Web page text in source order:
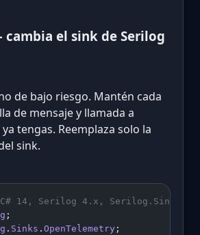
cambia el sink de Serilog
de bajo riesgo. Mantén cada
de mensaje y llamada a
tengas. Reemplaza solo la
sink.
14, Serilog 4.x,
;
. Sinks . OpenTelemetry ;